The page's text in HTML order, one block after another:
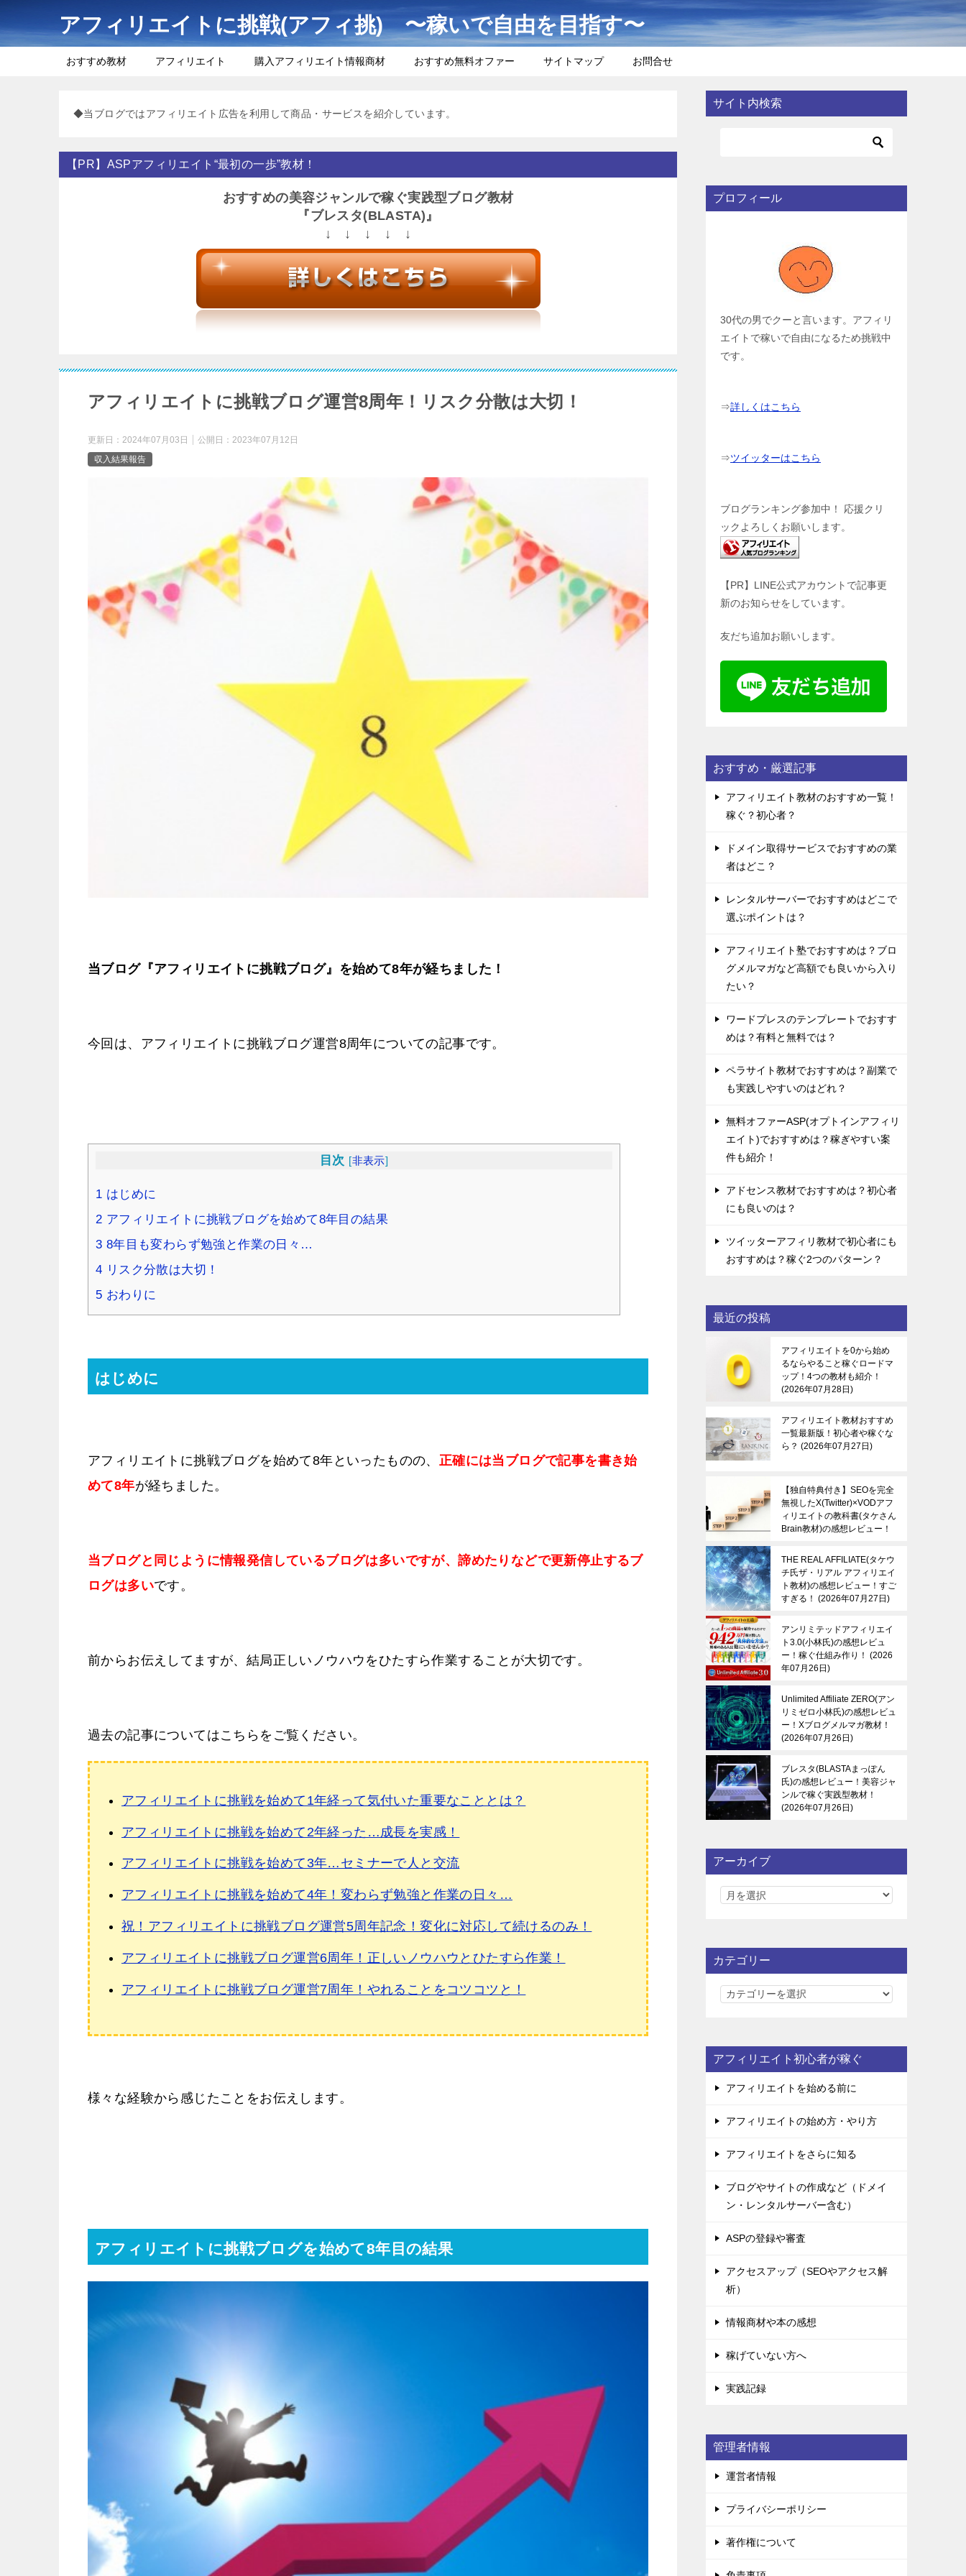
アフィリエイトに挑戦(アフィ挑) 〜稼いで自由を目指す〜
おすすめ教材 アフィリエイト 購入アフィリエイト情報商材 おすすめ無料オファー サイトマップ お問合せ
◆当ブログではアフィリエイト広告を利用して商品・サービスを紹介しています。
【PR】ASPアフィリエイト“最初の一歩”教材！
おすすめの美容ジャンルで稼ぐ実践型ブログ教材
『ブレスタ(BLASTA)』
↓ ↓ ↓ ↓ ↓
アフィリエイトに挑戦ブログ運営8周年！リスク分散は大切！
更新日： 2024年07月03日 公開日： 2023年07月12日
収入結果報告
当ブログ『アフィリエイトに挑戦ブログ』を始めて8年が経ちました！
今回は、アフィリエイトに挑戦ブログ運営8周年についての記事です。
目次 [非表示]
1 はじめに
2 アフィリエイトに挑戦ブログを始めて8年目の結果
3 8年目も変わらず勉強と作業の日々…
4 リスク分散は大切！
5 おわりに
はじめに
アフィリエイトに挑戦ブログを始めて8年といったものの、 正確には当ブログで記事を書き始
めて8年が経ちました。
当ブログと同じように情報発信しているブログは多いですが、諦めたりなどで更新停止するブ
ログは多いです。
前からお伝えしてますが、結局正しいノウハウをひたすら作業することが大切です。
過去の記事についてはこちらをご覧ください。
アフィリエイトに挑戦を始めて1年経って気付いた重要なこととは？
アフィリエイトに挑戦を始めて2年経った…成長を実感！
アフィリエイトに挑戦を始めて3年…セミナーで人と交流
アフィリエイトに挑戦を始めて4年！変わらず勉強と作業の日々…
祝！アフィリエイトに挑戦ブログ運営5周年記念！変化に対応して続けるのみ！
アフィリエイトに挑戦ブログ運営6周年！正しいノウハウとひたすら作業！
アフィリエイトに挑戦ブログ運営7周年！やれることをコツコツと！
様々な経験から感じたことをお伝えします。
アフィリエイトに挑戦ブログを始めて8年目の結果
サイト内検索
プロフィール
30代の男でクーと言います。アフィリ
エイトで稼いで自由になるため挑戦中
です。
⇒詳しくはこちら
⇒ツイッターはこちら
ブログランキング参加中！ 応援クリ
ックよろしくお願いします。
【PR】LINE公式アカウントで記事更
新のお知らせをしています。
友だち追加お願いします。
おすすめ・厳選記事
アフィリエイト教材のおすすめ一覧！
稼ぐ？初心者？
ドメイン取得サービスでおすすめの業
者はどこ？
レンタルサーバーでおすすめはどこで
選ぶポイントは？
アフィリエイト塾でおすすめは？ブロ
グメルマガなど高額でも良いから入り
たい？
ワードプレスのテンプレートでおすす
めは？有料と無料では？
ペラサイト教材でおすすめは？副業で
も実践しやすいのはどれ？
無料オファーASP(オプトインアフィリ
エイト)でおすすめは？稼ぎやすい案
件も紹介！
アドセンス教材でおすすめは？初心者
にも良いのは？
ツイッターアフィリ教材で初心者にも
おすすめは？稼ぐ2つのパターン？
最近の投稿
アフィリエイトを0から始め
るならやること稼ぐロードマ
ップ！4つの教材も紹介！
2026年07月28日
アフィリエイト教材おすすめ
一覧最新版！初心者や稼ぐな
ら？
2026年07月27日
【独自特典付き】SEOを完全
無視したX(Twitter)×VODアフ
ィリエイトの教科書(タケさん
Brain教材)の感想レビュー！
月27日
THE REAL AFFILIATE(タケウ
チ氏ザ・リアル アフィリエイ
ト教材)の感想レビュー！すご
すぎる！
2026年07月27日
アンリミテッドアフィリエイ
ト3.0(小林氏)の感想レビュ
ー！稼ぐ仕組み作り！
2026
年07月26日
Unlimited Affiliate ZERO(アン
リミゼロ小林氏)の感想レビュ
ー！Xブログメルマガ教材！
2026年07月26日
ブレスタ(BLASTAまっぽん
氏)の感想レビュー！美容ジャ
ンルで稼ぐ実践型教材！
2026年07月26日
アーカイブ
カテゴリー
カ
リ
ー
アフィリエイト初心者が稼ぐ
アフィリエイトを始める前に
アフィリエイトの始め方・やり方
アフィリエイトをさらに知る
ブログやサイトの作成など（ドメイ
ン・レンタルサーバー含む）
ASPの登録や審査
アクセスアップ（SEOやアクセス解
析）
情報商材や本の感想
稼げていない方へ
実践記録
管理者情報
運営者情報
プライバシーポリシー
著作権について